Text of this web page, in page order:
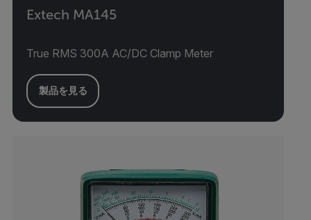
Extech MA145
True RMS 300A AC/DC Clamp Meter
製品を見る